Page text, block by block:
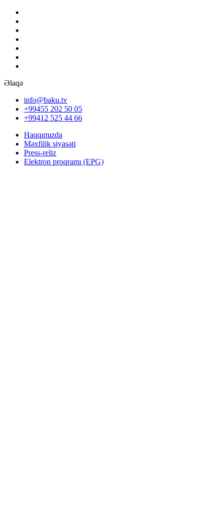
Əlaqə
info@baku.tv
+99455 202 50 05
+99412 525 44 66
Haqqımızda
Məxfilik siyasəti
Press-reliz
Elektron proqramı (EPG)